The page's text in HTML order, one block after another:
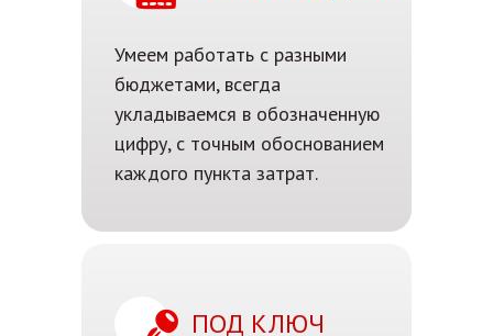
Умеем работать с разными
бюджетами, всегда
укладываемся в обозначенную
цифру, с точным обоснованием
каждого пункта затрат.
ПОД КЛЮЧ